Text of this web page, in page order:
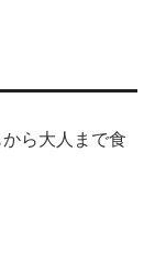
ら大人まで食